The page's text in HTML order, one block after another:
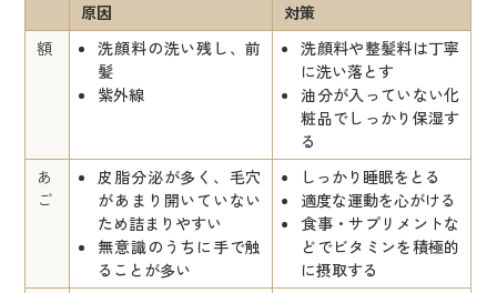
原因
対策
額
洗顔料の洗い残し、前
髪
紫外線
洗顔料や整髪料は丁寧
に洗い落とす
油分が入っていない化
粧品でしっかり保湿す
る
あ
ご
皮脂分泌が多く、毛穴
があまり開いていない
ため詰まりやすい
無意識のうちに手で触
ることが多い
しっかり睡眠をとる
適度な運動を心がける
食事・サプリメントな
どでビタミンを積極的
に摂取する